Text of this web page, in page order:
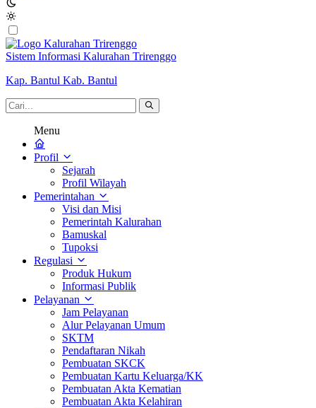
Sistem Informasi Kalurahan Trirenggo
Kap. Bantul Kab. Bantul
Menu
Profil
Sejarah
Profil Wilayah
Pemerintahan
Visi dan Misi
Pemerintah Kalurahan
Bamuskal
Tupoksi
Regulasi
Produk Hukum
Informasi Publik
Pelayanan
Jam Pelayanan
Alur Pelayanan Umum
SKTM
Pendaftaran Nikah
Pembuatan SKCK
Pembuatan Kartu Keluarga/KK
Pembuatan Akta Kematian
Pembuatan Akta Kelahiran